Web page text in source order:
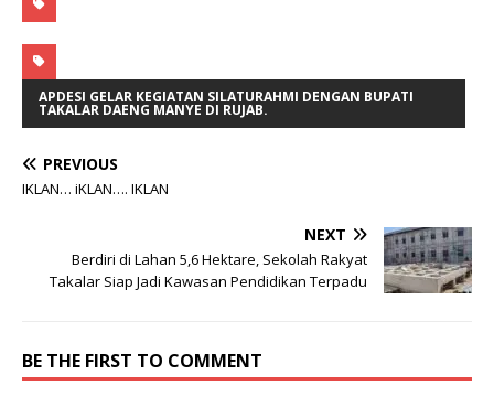
APDESI GELAR KEGIATAN SILATURAHMI DENGAN BUPATI
TAKALAR DAENG MANYE DI RUJAB.
PREVIOUS
IKLAN… iKLAN…. IKLAN
NEXT
Berdiri di Lahan 5,6 Hektare, Sekolah Rakyat
Takalar Siap Jadi Kawasan Pendidikan Terpadu
BE THE FIRST TO COMMENT